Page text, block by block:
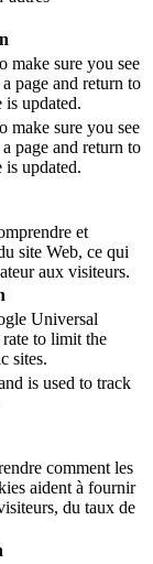
make sure you see
page and return to
is updated.
make sure you see
page and return to
is updated.
et
site Web, ce qui
aux visiteurs.
Universal
to limit the
sites.
is used to track
comment les
aident à fournir
du taux de